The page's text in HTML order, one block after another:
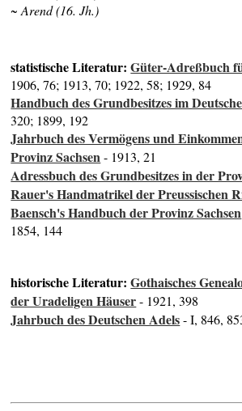
~ Arend (16. Jh.)
statistische Literatur:Güter-Adreßbuch
1906, 76; 1913, 70; 1922, 58; 1929, 84
Handbuch des Grundbesitzes im
320; 1899, 192
Jahrbuch des Vermögens und
Provinz Sachsen- 1913, 21
Adressbuch des Grundbesitzes in der
Rauer's Handmatrikel der Preussischen
Baensch's Handbuch der Provinz Sachsen
1854, 144
historische Literatur:Gothaisches
der Uradeligen Häuser- 1921, 398
Jahrbuch des Deutschen Adels- I, 846,